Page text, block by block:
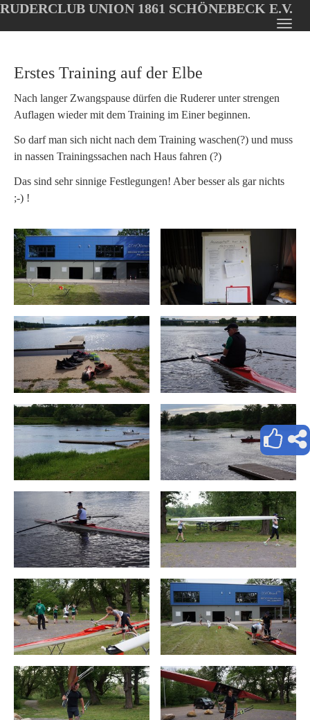
Oops, an error occurred! Code: 202608100336171af16069
main
RUDERCLUB UNION 1861 SCHÖNEBECK E.V.
Erstes Training auf der Elbe
Nach langer Zwangspause dürfen die Ruderer unter strengen
Auflagen wieder mit dem Training im Einer beginnen.
So darf man sich nicht nach dem Training waschen(?) und muss
in nassen Trainingssachen nach Haus fahren (?)
Das sind sehr sinnige Festlegungen! Aber besser als gar nichts
;-) !